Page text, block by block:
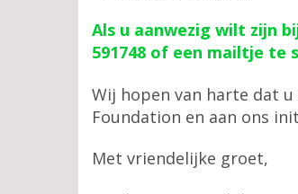
Als u aanwezig wilt zijn
591748 of een mailtje te
Wij hopen van harte dat
Foundation en aan ons
Met vriendelijke groet,